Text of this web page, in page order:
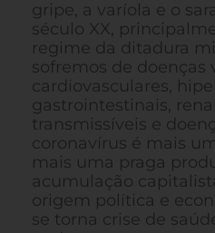
gripe, a varíola e o
século XX,
regime da ditadura
sofremos de doenças
cardiovasculares,
gastrointestinais,
transmissíveis e
coronavírus é mais
mais uma praga
acumulação
origem política e
se torna crise de